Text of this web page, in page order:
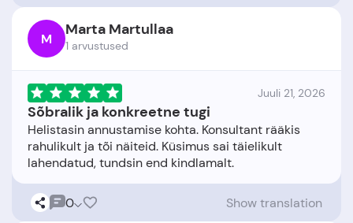
M Marta Martullaa
1 arvustused
Juuli 21, 2026
Sõbralik ja konkreetne tugi
Helistasin annustamise kohta. Konsultant rääkis
rahulikult ja tõi näiteid. Küsimus sai täielikult
0 Show translation